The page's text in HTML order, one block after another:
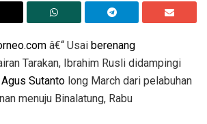
â€“ Usai berenang
Tarakan, Ibrahim Rusli didampingi
Agus Sutanto long March dari pelabuhan
menuju Binalatung, Rabu